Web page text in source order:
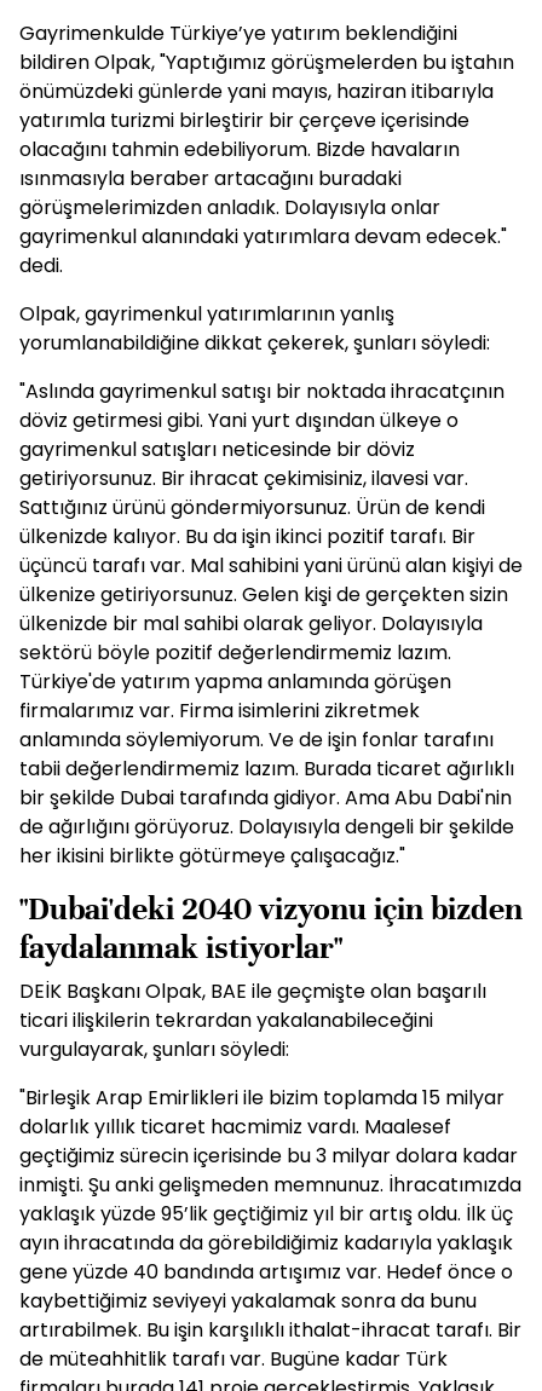
Gayrimenkulde Türkiye’ye yatırım beklendiğini
bildiren Olpak, "Yaptığımız görüşmelerden bu iştahın
önümüzdeki günlerde yani mayıs, haziran itibarıyla
yatırımla turizmi birleştirir bir çerçeve içerisinde
olacağını tahmin edebiliyorum. Bizde havaların
ısınmasıyla beraber artacağını buradaki
görüşmelerimizden anladık. Dolayısıyla onlar
gayrimenkul alanındaki yatırımlara devam edecek."
dedi.
Olpak, gayrimenkul yatırımlarının yanlış
yorumlanabildiğine dikkat çekerek, şunları söyledi:
"Aslında gayrimenkul satışı bir noktada ihracatçının
döviz getirmesi gibi. Yani yurt dışından ülkeye o
gayrimenkul satışları neticesinde bir döviz
getiriyorsunuz. Bir ihracat çekimisiniz, ilavesi var.
Sattığınız ürünü göndermiyorsunuz. Ürün de kendi
ülkenizde kalıyor. Bu da işin ikinci pozitif tarafı. Bir
üçüncü tarafı var. Mal sahibini yani ürünü alan kişiyi de
ülkenize getiriyorsunuz. Gelen kişi de gerçekten sizin
ülkenizde bir mal sahibi olarak geliyor. Dolayısıyla
sektörü böyle pozitif değerlendirmemiz lazım.
Türkiye'de yatırım yapma anlamında görüşen
firmalarımız var. Firma isimlerini zikretmek
anlamında söylemiyorum. Ve de işin fonlar tarafını
tabii değerlendirmemiz lazım. Burada ticaret ağırlıklı
bir şekilde Dubai tarafında gidiyor. Ama Abu Dabi'nin
de ağırlığını görüyoruz. Dolayısıyla dengeli bir şekilde
her ikisini birlikte götürmeye çalışacağız."
"Dubai'deki 2040 vizyonu için bizden
faydalanmak istiyorlar"
DEİK Başkanı Olpak, BAE ile geçmişte olan başarılı
ticari ilişkilerin tekrardan yakalanabileceğini
vurgulayarak, şunları söyledi:
"Birleşik Arap Emirlikleri ile bizim toplamda 15 milyar
dolarlık yıllık ticaret hacmimiz vardı. Maalesef
geçtiğimiz sürecin içerisinde bu 3 milyar dolara kadar
inmişti. Şu anki gelişmeden memnunuz. İhracatımızda
yaklaşık yüzde 95’lik geçtiğimiz yıl bir artış oldu. İlk üç
ayın ihracatında da görebildiğimiz kadarıyla yaklaşık
gene yüzde 40 bandında artışımız var. Hedef önce o
kaybettiğimiz seviyeyi yakalamak sonra da bunu
artırabilmek. Bu işin karşılıklı ithalat-ihracat tarafı. Bir
de müteahhitlik tarafı var. Bugüne kadar Türk